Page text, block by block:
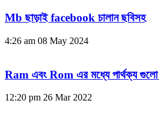
Mb ছাড়াই facebook চালান ছবিসহ
4:26 am 08 May 2024
Ram এবং Rom এর মধ্যে পার্থক্য গুলো
12:20 pm 26 Mar 2022